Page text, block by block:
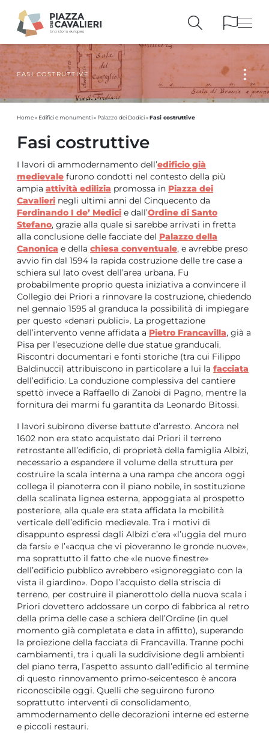
EDIFICIE MONUMENTI
LA PIAZZANEI SECOLI
PERSONAGGIE TESTIMONIANZE
PUBBLICAZIONI
E STRUMENTI
PERCORSIE PRENOTAZIONI
FASI COSTRUTTIVE
Home» Edifici e monumenti» Palazzo dei Dodici»Fasi costruttive
Fasi costruttive
I lavori di ammodernamento dell’edificio già
medievale furono condotti nel contesto della più
ampia attività edilizia promossa in Piazza dei
Cavalieri negli ultimi anni del Cinquecento da
Ferdinando I de’ Medici e dall’Ordine di Santo
Stefano, grazie alla quale si sarebbe arrivati in fretta
alla conclusione delle facciate del Palazzo della
Canonica e della chiesa conventuale, e avrebbe preso
avvio fin dal 1594 la rapida costruzione delle tre case a
schiera sul lato ovest dell’area urbana. Fu
probabilmente proprio questa iniziativa a convincere il
Collegio dei Priori a rinnovare la costruzione, chiedendo
nel gennaio 1595 al granduca la possibilità di impiegare
per questo «denari publici». La progettazione
dell’intervento venne affidata a Pietro Francavilla, già a
Pisa per l’esecuzione delle due statue granducali.
Riscontri documentari e fonti storiche (tra cui Filippo
Baldinucci) attribuiscono in particolare a lui la facciata
dell’edificio. La conduzione complessiva del cantiere
spettò invece a Raffaello di Zanobi di Pagno, mentre la
fornitura dei marmi fu garantita da Leonardo Bitossi.
I lavori subirono diverse battute d’arresto. Ancora nel
1602 non era stato acquistato dai Priori il terreno
retrostante all’edificio, di proprietà della famiglia Albizi,
necessario a espandere il volume della struttura per
costruire la scala interna a una rampa che ancora oggi
collega il pianoterra con il piano nobile, in sostituzione
della scalinata lignea esterna, appoggiata al prospetto
posteriore, alla quale era stata affidata la mobilità
verticale dell’edificio medievale. Tra i motivi di
disappunto espressi dagli Albizi c’era «l’uggia del muro
da farsi» e l’«acqua che vi pioveranno le gronde nuove»,
ma soprattutto il fatto che «le nuove finestre»
dell’edificio pubblico avrebbero «signoreggiato con la
vista il giardino». Dopo l’acquisto della striscia di
terreno, per costruire il pianerottolo della nuova scala i
Priori dovettero addossare un corpo di fabbrica al retro
della prima delle case a schiera dell’Ordine (in quel
momento già completata e data in affitto), superando
la proiezione della facciata di Francavilla. Tranne pochi
cambiamenti, tra i quali la suddivisione degli ambienti
del piano terra, l’aspetto assunto dall’edificio al termine
di questo rinnovamento primo-seicentesco è ancora
riconoscibile oggi. Quelli che seguirono furono
soprattutto interventi di consolidamento,
ammodernamento delle decorazioni interne ed esterne
e piccoli restauri.